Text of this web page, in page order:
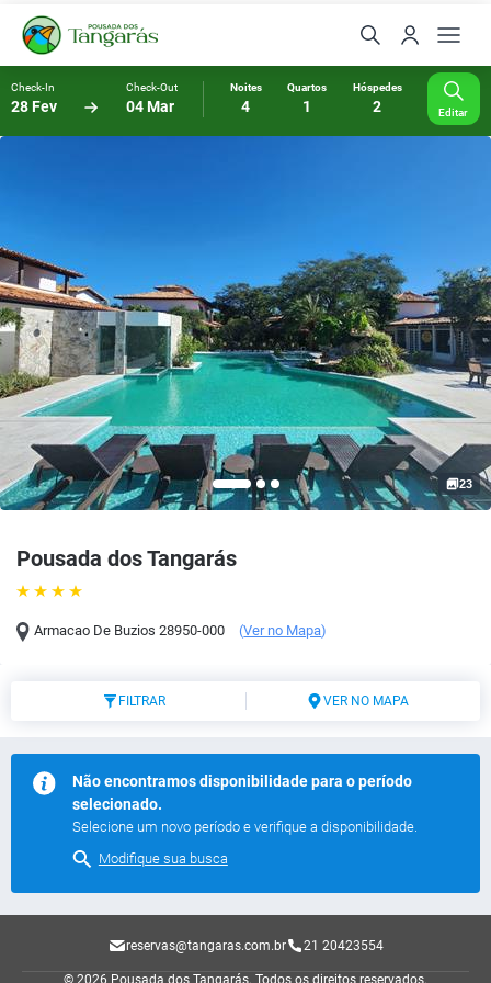
Check-In
28 Fev
Check-Out
04 Mar
Noites
4
Quartos
1
Hóspedes
2 Editar
Pousada dos Tangarás
Armacao De Buzios 28950-000 (Ver no Mapa)
23
FILTRAR VER NO MAPA
Não encontramos disponibilidade para o período
selecionado.
Selecione um novo período e verifique a disponibilidade.
Modifique sua busca
reservas@tangaras.com.br 21 20423554
© 2026 Pousada dos Tangarás. Todos os direitos reservados.